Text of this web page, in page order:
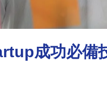
成功必備